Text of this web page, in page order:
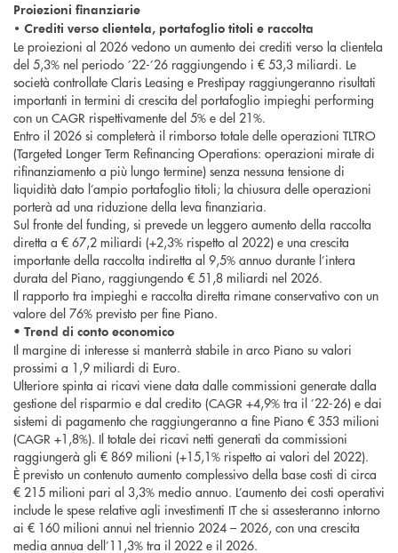
Proiezioni finanziarie
• Crediti verso clientela, portafoglio titoli e raccolta
Le proiezioni al 2026 vedono un aumento dei crediti verso la clientela
del 5,3% nel periodo ’22-’26 raggiungendo i € 53,3 miliardi. Le
società controllate Claris Leasing e Prestipay raggiungeranno risultati
importanti in termini di crescita del portafoglio impieghi performing
con un CAGR rispettivamente del 5% e del 21%.
Entro il 2026 si completerà il rimborso totale delle operazioni TLTRO
(Targeted Longer Term Refinancing Operations: operazioni mirate di
rifinanziamento a più lungo termine) senza nessuna tensione di
liquidità dato l’ampio portafoglio titoli; la chiusura delle operazioni
porterà ad una riduzione della leva finanziaria.
Sul fronte del funding, si prevede un leggero aumento della raccolta
diretta a € 67,2 miliardi (+2,3% rispetto al 2022) e una crescita
importante della raccolta indiretta al 9,5% annuo durante l’intera
durata del Piano, raggiungendo € 51,8 miliardi nel 2026.
Il rapporto tra impieghi e raccolta diretta rimane conservativo con un
valore del 76% previsto per fine Piano.
• Trend di conto economico
Il margine di interesse si manterrà stabile in arco Piano su valori
prossimi a 1,9 miliardi di Euro.
Ulteriore spinta ai ricavi viene data dalle commissioni generate dalla
gestione del risparmio e dal credito (CAGR +4,9% tra il ’22-26) e dai
sistemi di pagamento che raggiungeranno a fine Piano € 353 milioni
(CAGR +1,8%). Il totale dei ricavi netti generati da commissioni
raggiungerà gli € 869 milioni (+15,1% rispetto ai valori del 2022).
È previsto un contenuto aumento complessivo della base costi di circa
€ 215 milioni pari al 3,3% medio annuo. L’aumento dei costi operativi
include le spese relative agli investimenti IT che si assesteranno intorno
ai € 160 milioni annui nel triennio 2024 – 2026, con una crescita
media annua dell’11,3% tra il 2022 e il 2026.